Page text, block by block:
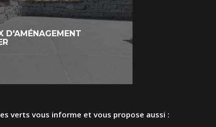
D'AMÉNAGEMENT
verts vous informe et vous propose aussi :